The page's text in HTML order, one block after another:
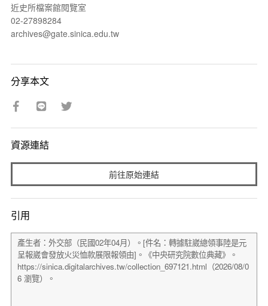
近史所檔案館閱覽室
02-27898284
archives@gate.sinica.edu.tw
分享本文
資源連結
前往原始連結
引用